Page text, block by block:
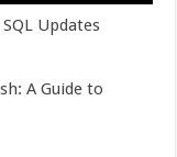
Updates
A Guide to